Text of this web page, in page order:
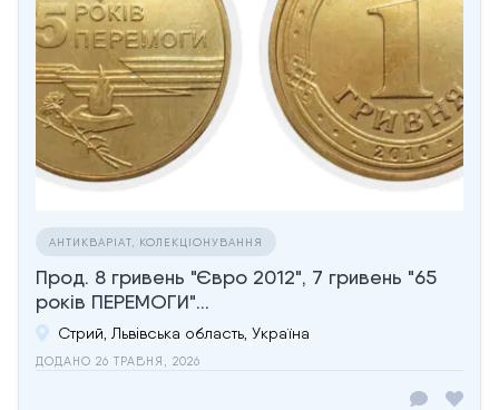
АНТИКВАРІАТ, КОЛЕКЦІОНУВАННЯ
Прод. 8 гривень "Євро 2012", 7 гривень "65
років ПЕРЕМОГИ"...
Стрий, Львівська область, Україна
ДОДАНО 26 ТРАВНЯ, 2026